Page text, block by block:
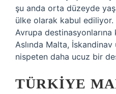
şu anda orta düzeyde
ülke olarak kabul
Avrupa
Aslında Malta, İskandinav
nispeten daha ucuz bir
TÜRKIYE